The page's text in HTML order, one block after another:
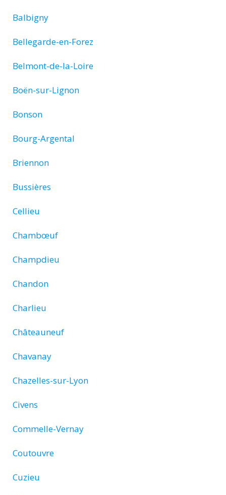
Balbigny
Bellegarde-en-Forez
Belmont-de-la-Loire
Boën-sur-Lignon
Bonson
Bourg-Argental
Briennon
Bussières
Cellieu
Chambœuf
Champdieu
Chandon
Charlieu
Châteauneuf
Chavanay
Chazelles-sur-Lyon
Civens
Commelle-Vernay
Coutouvre
Cuzieu